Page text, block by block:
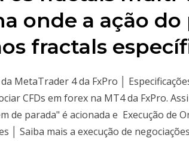
onde a ação do
fractals
MetaTrader 4 da FxPro │
CFDs em forex na MT4 da FxPro.
de parada" é acionada e Execução de
│ Saiba mais a execução de